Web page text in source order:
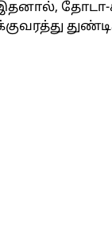
இதனால்,